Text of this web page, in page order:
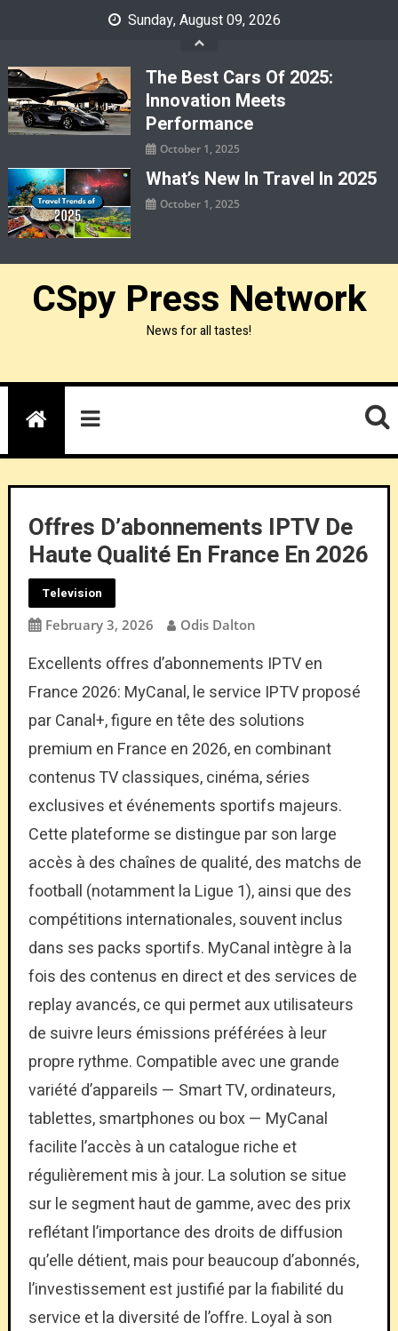
Sunday, August 09, 2026
The Best Cars Of 2025:
Innovation Meets
Performance
October 1, 2025
What’s New In Travel In 2025
October 1, 2025
CSpy Press Network
News for all tastes!
Offres D’abonnements IPTV De
Haute Qualité En France En 2026
Television
February 3, 2026 Odis Dalton
Excellents offres d’abonnements IPTV en
France 2026: MyCanal, le service IPTV proposé
par Canal+, figure en tête des solutions
premium en France en 2026, en combinant
contenus TV classiques, cinéma, séries
exclusives et événements sportifs majeurs.
Cette plateforme se distingue par son large
accès à des chaînes de qualité, des matchs de
football (notamment la Ligue 1), ainsi que des
compétitions internationales, souvent inclus
dans ses packs sportifs. MyCanal intègre à la
fois des contenus en direct et des services de
replay avancés, ce qui permet aux utilisateurs
de suivre leurs émissions préférées à leur
propre rythme. Compatible avec une grande
variété d’appareils — Smart TV, ordinateurs,
tablettes, smartphones ou box — MyCanal
facilite l’accès à un catalogue riche et
régulièrement mis à jour. La solution se situe
sur le segment haut de gamme, avec des prix
reflétant l’importance des droits de diffusion
qu’elle détient, mais pour beaucoup d’abonnés,
l’investissement est justifié par la fiabilité du
service et la diversité de l’offre. Loyal à son